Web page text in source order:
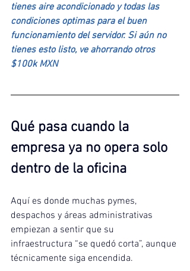
tienes aire acondicionado y todas las
condiciones optimas para el buen
funcionamiento del servidor. Si aún no
tienes esto listo, ve ahorrando otros
$100k MXN
Qué pasa cuando la
empresa ya no opera solo
dentro de la oficina
Aquí es donde muchas pymes,
despachos y áreas administrativas
empiezan a sentir que su
infraestructura “se quedó corta”, aunque
técnicamente siga encendida.